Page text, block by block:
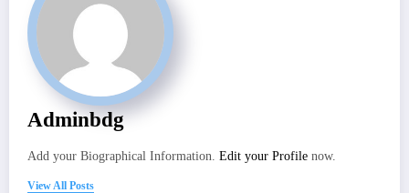
Adminbdg
Add your Biographical Information. Edit your Profile now.
View All Posts